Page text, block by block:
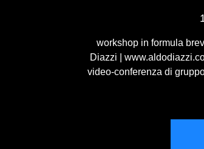
workshop in formula
Diazzi |
video-conferenza di